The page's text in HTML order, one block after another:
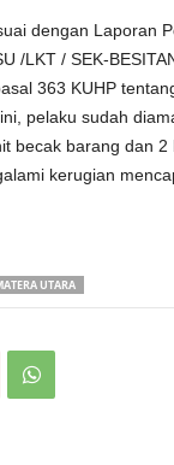
dengan Laporan
/LKT / SEK-
363 KUHP
pelaku sudah
becak barang dan 2
kerugian
UTARA